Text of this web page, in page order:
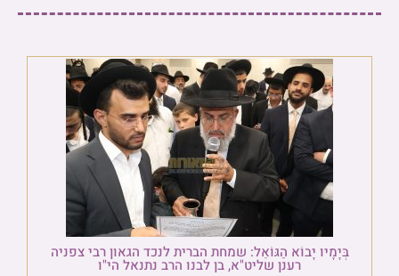
בְּיָמָיו יָבוֹא הַגּוֹאֵל: שמחת הברית לנכד הגאון רבי צפניה
רענן שליט"א, בן לבנו הרב נתנאל הי"ו